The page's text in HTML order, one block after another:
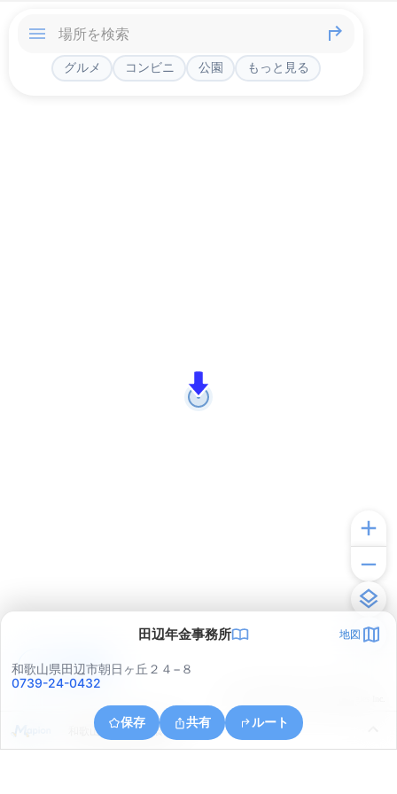
グルメ コンビニ 公園 もっと見る
田辺年金事務所 地図
和歌山県田辺市朝日ヶ丘２４−８
0739-24-0432
保存 共有 ルート
和歌山県田辺市芳養町
アプリで見る